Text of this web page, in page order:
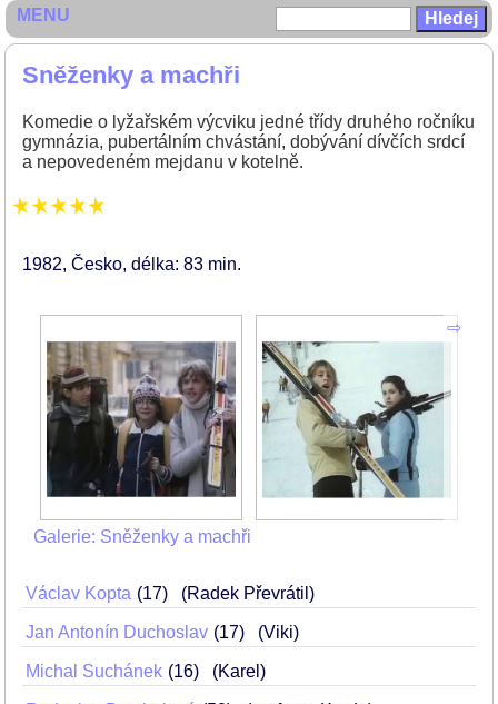
Sněženky a machři
Komedie o lyžařském výcviku jedné třídy druhého ročníku
gymnázia, pubertálním chvástání, dobývání dívčích srdcí
a nepovedeném mejdanu v kotelně.
1982 Česko délka: 83 min
Galerie: Sněženky a machři
Václav Kopta 17 (Radek Převrátil)
Jan Antonín Duchoslav 17 (Viki)
Michal Suchánek 16 (Karel)
MENU